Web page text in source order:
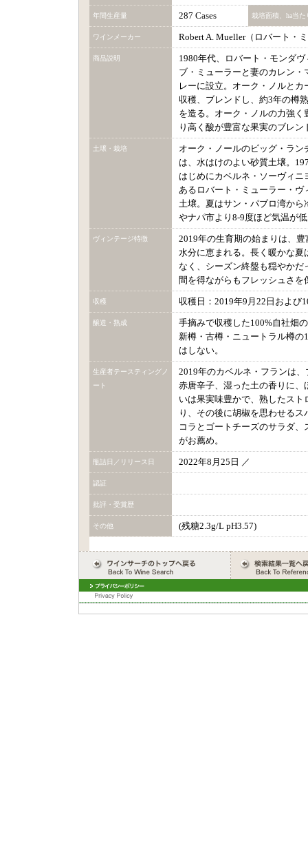
年間生産量 287 Cases 栽培面積、ha当た
ワインメーカー Robert A. Mueller（ロバート・
商品説明
1980年代、ロバート・モンダ
ブ・ミューラーと妻のカレン
レーに設立。オーク・ノルと
収穫、ブレンドし、約3年の樽
を造る。オーク・ノルの力強
り高く酸が豊富な果実のブレ
土壌・栽培
オーク・ノールのビッグ・ラ
は、水はけのよい砂質土壌。
はじめにカベルネ・ソーヴィ
あるロバート・ミューラー・ヴ
土壌。夏はサン・パブロ湾か
やナパ市より8-9度ほど気温が
ヴィンテージ特徴
2019年の生育期の始まりは、
水分に恵まれる。長く暖かな
なく、シーズン終盤も穏やか
間を得ながらもフレッシュさを
収穫 収穫日：2019年9月22日および
醸造・熟成
手摘みで収穫した100%自社畑
新樽・古樽・ニュートラル樽
はしない。
生産者テースティングノ
ート
2019年のカベルネ・フランは
赤唐辛子、湿った土の香りに
いは果実味豊かで、熟したス
り、その後に胡椒を思わせる
コラとゴートチーズのサラダ
がお薦め。
瓶詰日／リリース日 2022年8月25日 ／
認証
批評・受賞歴
その他 (残糖2.3g/L pH3.57)